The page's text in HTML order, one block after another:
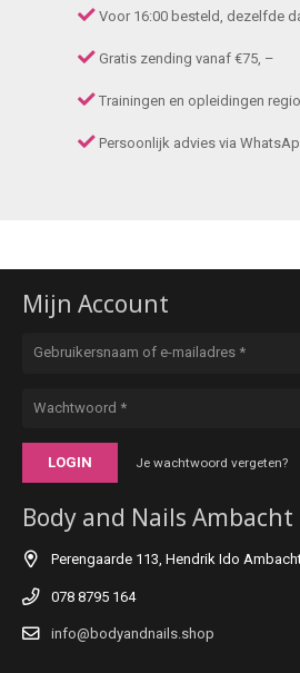
Voor 16:00 besteld, dezelfde
Gratis zending vanaf €75, –
Trainingen en opleidingen
Persoonlijk advies via
Mijn Account
LOGIN Je wachtwoord vergeten?
Body and Nails Ambacht
Perengaarde 113, Hendrik Ido
078 8795 164
info@bodyandnails.shop